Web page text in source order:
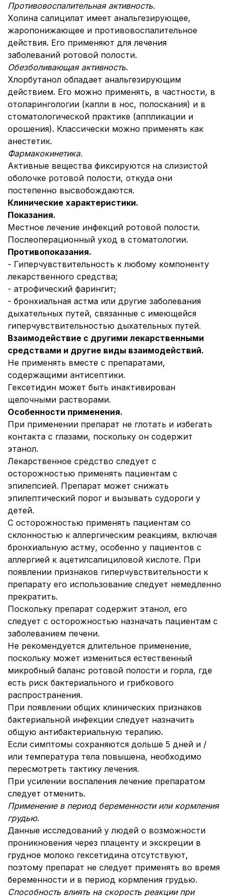
Противовоспалительная активность.
Холина салицилат имеет анальгезирующее,
жаропонижающее и противовоспалительное
действия. Его применяют для лечения
заболеваний ротовой полости.
Обезболивающая активность.
Хлорбутанол обладает анальгезирующим
действием. Его можно применять, в частности, в
отоларингологии (капли в нос, полоскания) и в
стоматологической практике (аппликации и
орошения). Классически можно применять как
анестетик.
Фармакокинетика.
Активные вещества фиксируются на слизистой
оболочке ротовой полости, откуда они
постепенно высвобождаются.
Клинические характеристики.
Показания.
Местное лечение инфекций ротовой полости.
Послеоперационный уход в стоматологии.
Противопоказания.
- Гиперчувствительность к любому компоненту
лекарственного средства;
- атрофический фарингит;
- бронхиальная астма или другие заболевания
дыхательных путей, связанные с имеющейся
гиперчувствительностью дыхательных путей.
Взаимодействие с другими лекарственными
средствами и другие виды взаимодействий.
Не применять вместе с препаратами,
содержащими антисептики.
Гексетидин может быть инактивирован
щелочными растворами.
Особенности применения.
При применении препарат не глотать и избегать
контакта с глазами, поскольку он содержит
этанол.
Лекарственное средство следует с
осторожностью применять пациентам с
эпилепсией. Препарат может снижать
эпилептический порог и вызывать судороги у
детей.
С осторожностью применять пациентам со
склонностью к аллергическим реакциям, включая
бронхиальную астму, особенно у пациентов с
аллергией к ацетилсалициловой кислоте. При
появлении признаков гиперчувствительности к
препарату его использование следует немедленно
прекратить.
Поскольку препарат содержит этанол, его
следует с осторожностью назначать пациентам с
заболеванием печени.
Не рекомендуется длительное применение,
поскольку может измениться естественный
микробный баланс ротовой полости и горла, где
есть риск бактериального и грибкового
распространения.
При появлении общих клинических признаков
бактериальной инфекции следует назначить
общую антибактериальную терапию.
Если симптомы сохраняются дольше 5 дней и /
или температура тела повышена, необходимо
пересмотреть тактику лечения.
При усилении воспаления лечение препаратом
следует отменить.
Применение в период беременности или кормления
грудью.
Данные исследований у людей о возможности
проникновения через плаценту и экскреции в
грудное молоко гексетидина отсутствуют,
поэтому препарат не следует применять во время
беременности и в период кормления грудью.
Способность влиять на скорость реакции при